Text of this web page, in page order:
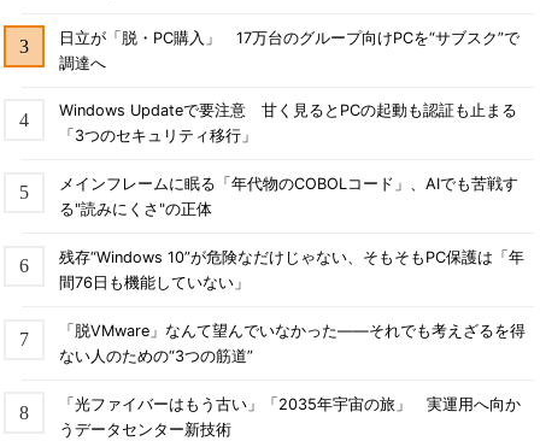
日立が「脱・PC購入」 17万台のグループ向けPCを“サブスク”で
調達へ
Windows Updateで要注意 甘く見るとPCの起動も認証も止まる
「3つのセキュリティ移行」
メインフレームに眠る「年代物のCOBOLコード」、AIでも苦戦す
る"読みにくさ"の正体
残存“Windows 10”が危険なだけじゃない、そもそもPC保護は「年
間76日も機能していない」
「脱VMware」なんて望んでいなかった――それでも考えざるを得
ない人のための“3つの筋道”
「光ファイバーはもう古い」「2035年宇宙の旅」 実運用へ向か
うデータセンター新技術